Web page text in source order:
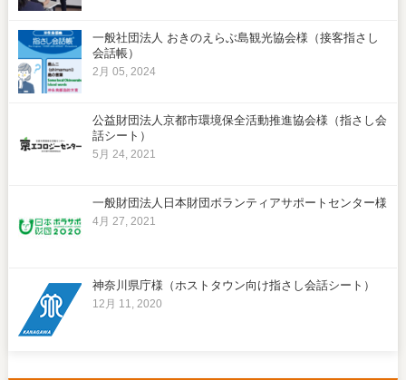
一般社団法人 おきのえらぶ島観光協会様（接客指さし
会話帳）
2月 05, 2024
公益財団法人京都市環境保全活動推進協会様（指さし会
話シート）
5月 24, 2021
一般財団法人日本財団ボランティアサポートセンター様
4月 27, 2021
神奈川県庁様（ホストタウン向け指さし会話シート）
12月 11, 2020